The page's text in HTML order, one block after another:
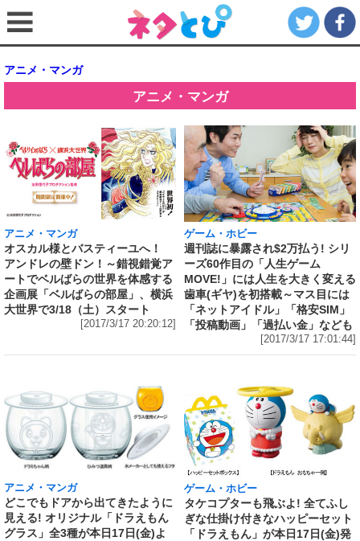
アニメ・マンガ
アニメ・マンガ
アニメ・マンガ
オスカル様とバスティーユへ！
アンドレの壁ドン！～錯視錯覚ア
ートでベルばらの世界を体感する
企画展「ベルばらの部屋」、横浜
大世界で3/18（土）スタート
[2017/3/17 20:20:12]
ゲーム・ホビー
週刊誌に暴露され$2万払う! シリ
ーズ60作目の「人生ゲーム
MOVE!」には人生を大きく変える
歯車(ギヤ)を初搭載～マス目には
「ネットアイドル」「格安SIM」
「投稿動画」「過払い金」なども
[2017/3/17 17:01:44]
アニメ・マンガ
どこでもドアから出てきたように
見える! オリジナル「ドラえもん
グラス」全3種が本日17日(金)よ
ゲーム・ホビー
タケコプターも飛ぶよ! 全てふし
ぎな仕掛け付きなハッピーセット
「ドラえもん」が本日17日(金)発